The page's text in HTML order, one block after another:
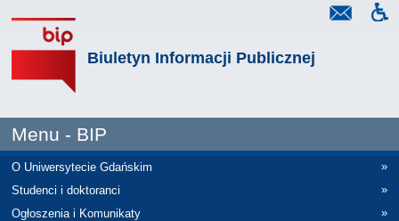
Biuletyn Informacji Publicznej
Menu - BIP
O Uniwersytecie Gdańskim
»
Studenci i doktoranci
»
Ogłoszenia i Komunikaty
»